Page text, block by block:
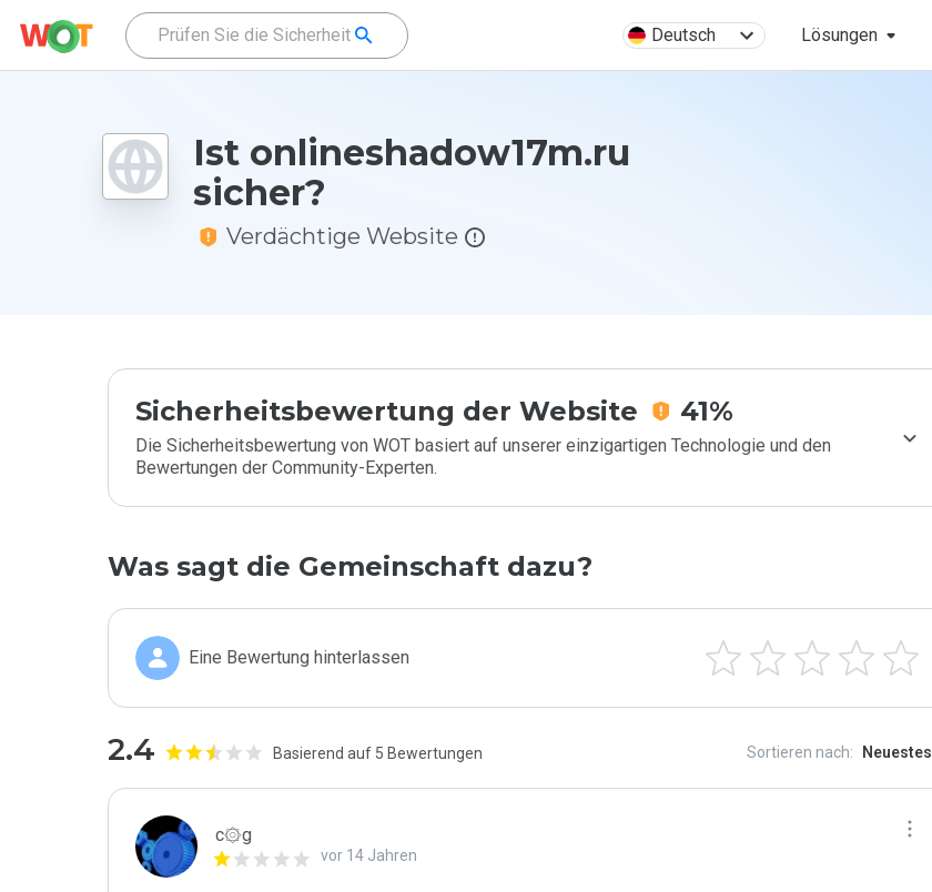
Deutsch Lösungen
Ist onlineshadow17m.ru
sicher?
Verdächtige Website
Sicherheitsbewertung der Website 41%
Die Sicherheitsbewertung von WOT basiert auf unserer einzigartigen Technologie und den
Bewertungen der Community-Experten.
Was sagt die Gemeinschaft dazu?
Eine Bewertung hinterlassen
2.4 Basierend auf 5 Bewertungen Sortieren nach: Neuestes
c۞g
vor 14 Jahren